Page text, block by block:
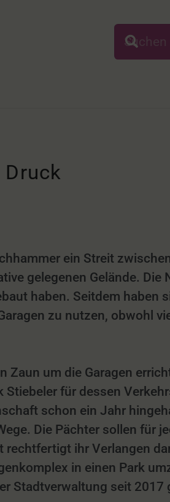
ein Streit
gelegenen Gelände. Die
haben. Seitdem haben
zu nutzen, obwohl
Zaun um die Garagen
für dessen
schon ein Jahr
Die Pächter sollen für
rechtfertigt ihr Verlangen
in einen Park
Stadtverwaltung seit 2017